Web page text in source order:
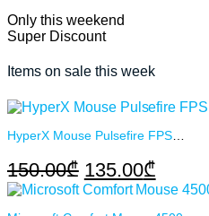
Only this weekend
Super Discount
Items on sale this week
150.00₾ Original
price
135.00₾Current
price